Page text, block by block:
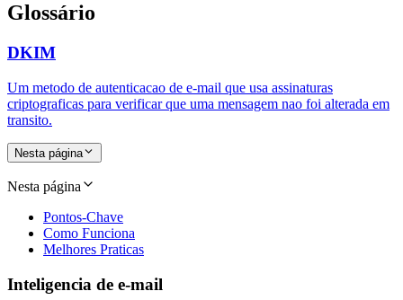
Glossário
DKIM
Um metodo de autenticacao de e-mail que usa assinaturas
criptograficas para verificar que uma mensagem nao foi alterada em
transito.
Nesta página
Nesta página
Pontos-Chave
Como Funciona
Melhores Praticas
Inteligencia de e-mail